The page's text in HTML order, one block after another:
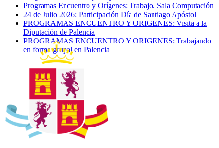
Programas Encuentro y Orígenes: Trabajo. Sala Computación
24 de Julio 2026: Participación Día de Santiago Apóstol
PROGRAMAS ENCUENTRO Y ORIGENES: Visita a la
Diputación de Palencia
PROGRAMAS ENCUENTRO Y ORIGENES: Trabajando
en forma grupal en Palencia